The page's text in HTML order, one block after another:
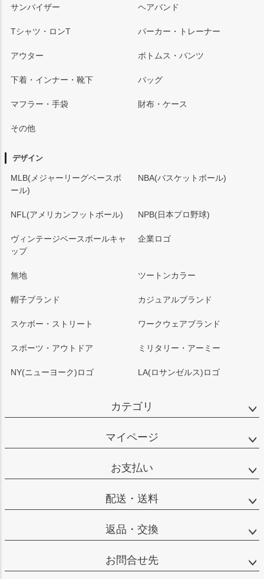
サンバイザー ヘアバンド
Tシャツ・ロンT パーカー・トレーナー
アウター ボトムス・パンツ
下着・インナー・靴下 バッグ
マフラー・手袋 財布・ケース
その他
デザイン
MLB(メジャーリーグベースボ
ール)
NBA(バスケットボール)
NFL(アメリカンフットボール) NPB(日本プロ野球)
ヴィンテージベースボールキャ
ップ
企業ロゴ
無地 ツートンカラー
帽子ブランド カジュアルブランド
スケボー・ストリート ワークウェアブランド
スポーツ・アウトドア ミリタリー・アーミー
NY(ニューヨーク)ロゴ LA(ロサンゼルス)ロゴ
カテゴリ
マイページ
お支払い
配送・送料
返品・交換
お問合せ先